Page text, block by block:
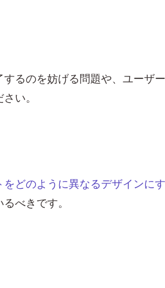
るのを妨げる問題や、ユーザ
い。
をどのように異なるデザインに
べきです。